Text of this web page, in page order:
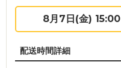
8月7日(金) 15:00
配送時間詳細